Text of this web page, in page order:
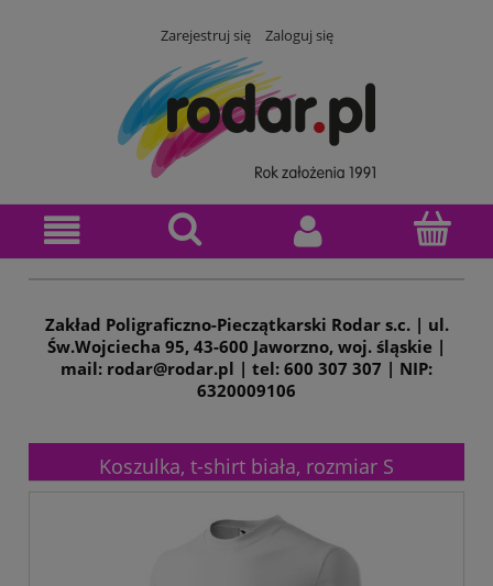
Zarejestruj się Zaloguj się
Zakład Poligraficzno-Pieczątkarski Rodar s.c. | ul.
Św.Wojciecha 95, 43-600 Jaworzno, woj. śląskie |
mail: rodar@rodar.pl | tel: 600 307 307 | NIP:
6320009106
Koszulka, t-shirt biała, rozmiar S